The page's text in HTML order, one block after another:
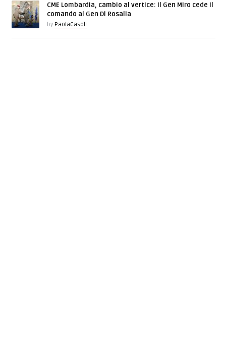
CME Lombardia, cambio al vertice: il Gen Miro cede il
comando al Gen Di Rosalia
by PaolaCasoli